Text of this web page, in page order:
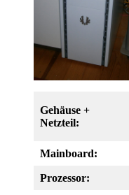
Gehäuse +
Netzteil:
Mainboard:
Prozessor: